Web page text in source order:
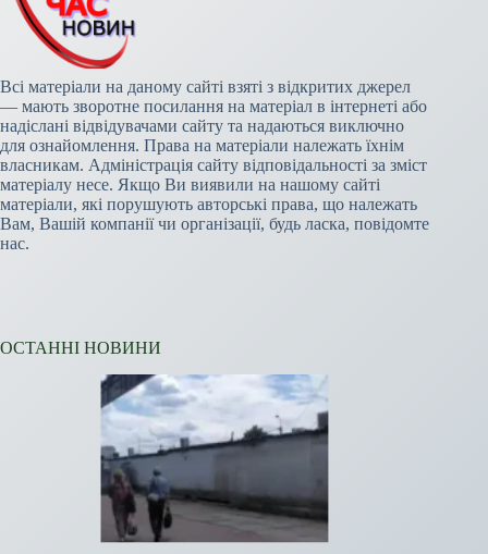
Всі матеріали на даному сайті взяті з відкритих джерел
— мають зворотне посилання на матеріал в інтернеті або
надіслані відвідувачами сайту та надаються виключно
для ознайомлення. Права на матеріали належать їхнім
власникам. Адміністрація сайту відповідальності за зміст
матеріалу несе. Якщо Ви виявили на нашому сайті
матеріали, які порушують авторські права, що належать
Вам, Вашій компанії чи організації, будь ласка, повідомте
нас.
ОСТАННІ НОВИНИ